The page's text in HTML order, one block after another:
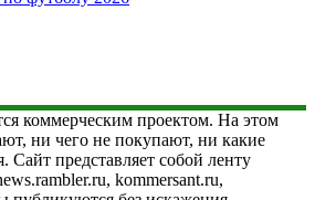
коммерческим проектом. На этом
ни чего не покупают, ни какие
Сайт представляет собой ленту
kommersant.ru,